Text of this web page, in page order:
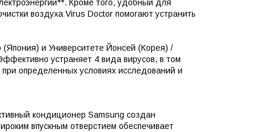
Кроме того, удобный для
воздуха Virus Doctor помогают устранить
(Япония) и Университете Йонсей (Корея) /
устраняет 4 вида вирусов, в том
определенных условиях исследований и
кондиционер Samsung создан
впускным отверстием обеспечивает